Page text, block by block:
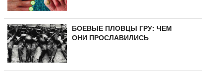
БОЕВЫЕ ПЛОВЦЫ ГРУ: ЧЕМ
ОНИ ПРОСЛАВИЛИСЬ